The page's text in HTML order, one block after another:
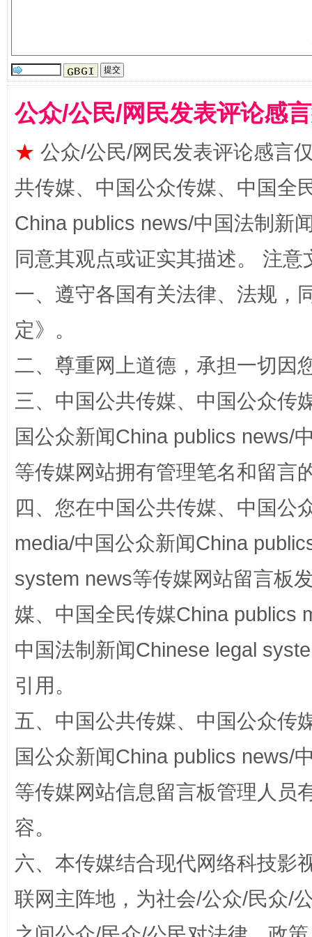
站台名比不上好声名
漫山遍野的桃花与雪山、麦地、白藏房
公众/公民/网民发表评论感
★ 公众/公民/网民发表评论感言
共传媒、中国公众传媒、中国全
China publics news/中国法制新
同意其观点或证实其描述。 注
一、遵守各国有关法律、法规，
定》。
二、尊重网上道德，承担一切因
三、中国公共传媒、中国公众传
国公众新闻China publics news/
等传媒网站拥有管理笔名和留言
四、您在中国公共传媒、中国公
media/中国公众新闻China
system news等传媒网站留言板
媒、中国全民传媒China publics
中国法制新闻Chinese legal
引用。
五、中国公共传媒、中国公众传
国公众新闻China publics news/
等传媒网站信息留言板管理人员
容。
六、本传媒结合现代网络科技影
联网主阵地，为社会/公众/民众/